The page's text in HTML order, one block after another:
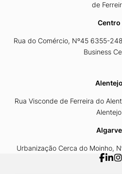
de
Centro
Rua do Comércio, Nº45 6355-
Business
Alentejo
Rua Visconde de Ferreira do
Alentejo
Algarve
Urbanização Cerca do Moinho,